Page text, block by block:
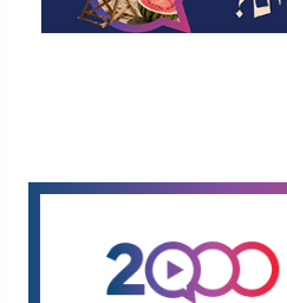
סלט ירקות, סלט עלים
ירקות נאים.
למגוון רחב של מנות.
מהתפוזים והלימון עם
מהחרדל, מייצרים פלטת